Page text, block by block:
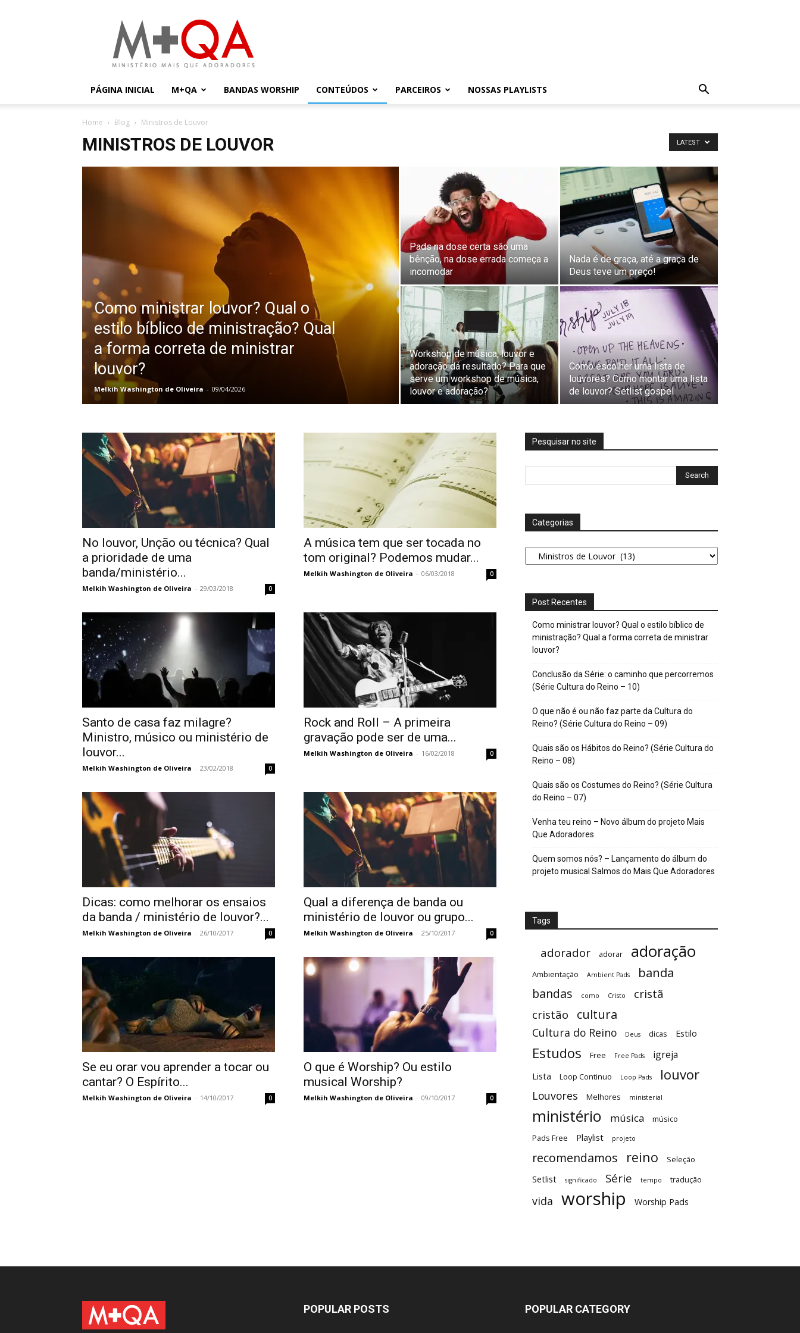
Mais
Que
Adoradores
PÁGINA INICIAL M+QA BANDAS WORSHIP CONTEÚDOS PARCEIROS NOSSAS PLAYLISTS
Home Blog Ministros de Louvor
MINISTROS DE LOUVOR LATEST
Como ministrar louvor? Qual o
estilo bíblico de ministração? Qual
a forma correta de ministrar
louvor?
Melkih Washington de Oliveira - 09/04/2026
Pads na dose certa são uma
bênção, na dose errada começa a
incomodar
Nada é de graça, até a graça de
Deus teve um preço!
Workshop de música, louvor e
adoração dá resultado? Para que
serve um workshop de música,
louvor e adoração?
Como escolher uma lista de
louvores? Como montar uma lista
de louvor? Setlist gospel
No louvor, Unção ou técnica? Qual
a prioridade de uma
banda/ministério...
Melkih Washington de Oliveira - 29/03/2018 0
A música tem que ser tocada no
tom original? Podemos mudar...
Melkih Washington de Oliveira - 06/03/2018 0
Santo de casa faz milagre?
Ministro, músico ou ministério de
louvor...
Melkih Washington de Oliveira - 23/02/2018 0
Rock and Roll – A primeira
gravação pode ser de uma...
Melkih Washington de Oliveira - 16/02/2018 0
Dicas: como melhorar os ensaios
da banda / ministério de louvor?...
Melkih Washington de Oliveira - 26/10/2017 0
Qual a diferença de banda ou
ministério de louvor ou grupo...
Melkih Washington de Oliveira - 25/10/2017 0
Se eu orar vou aprender a tocar ou
cantar? O Espírito...
Melkih Washington de Oliveira - 14/10/2017 0
O que é Worship? Ou estilo
musical Worship?
Melkih Washington de Oliveira - 09/10/2017 0
Pesquisar no site
Categorias
Categorias
Post Recentes
Como ministrar louvor? Qual o estilo bíblico de
ministração? Qual a forma correta de ministrar
louvor?
Conclusão da Série: o caminho que percorremos
(Série Cultura do Reino – 10)
O que não é ou não faz parte da Cultura do
Reino? (Série Cultura do Reino – 09)
Quais são os Hábitos do Reino? (Série Cultura do
Reino – 08)
Quais são os Costumes do Reino? (Série Cultura
do Reino – 07)
Venha teu reino – Novo álbum do projeto Mais
Que Adoradores
Quem somos nós? – Lançamento do álbum do
projeto musical Salmos do Mais Que Adoradores
Tags
adorador adorar adoração
Ambientação Ambient Pads banda
bandas como Cristo
cristã
cristão
cultura
Cultura do Reino Deus dicas Estilo
Estudos Free Free Pads igreja
Lista Loop Continuo Loop Pads louvor
Louvores Melhores ministerial
ministério música
músico
Pads Free
Playlist projeto
recomendamos reino Seleção
Setlist significado Série tempo tradução
vida worship Worship Pads
POPULAR POSTS POPULAR CATEGORY